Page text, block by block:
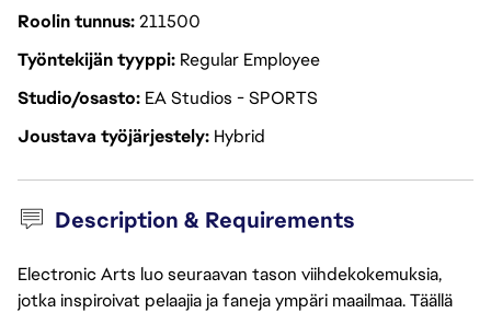
Roolin tunnus211500
Työntekijän tyyppi Regular Employee
Studio/osasto EA Studios - SPORTS
Joustava työjärjestely Hybrid
Description & Requirements
Electronic Arts luo seuraavan tason viihdekokemuksia,
jotka inspiroivat pelaajia ja faneja ympäri maailmaa. Täällä